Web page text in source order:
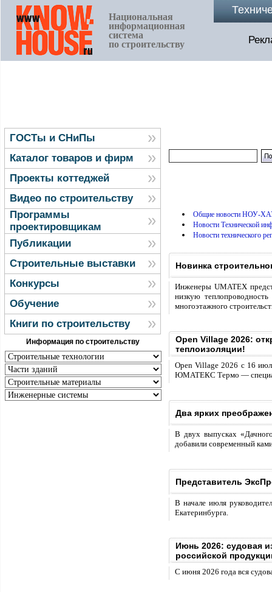
Национальная
информационная
система
по строительству
ГОСТы и СНиПы
Каталог товаров и фирм
Проекты коттеджей
Видео по строительству
Программы
проектировщикам
Публикации
Строительные выставки
Конкурсы
Обучение
Книги по строительству
Информация по строительству
Общие новости НОУ-
Новости Технической
Новости технического
Новинка
Инженеры UMATEX
низкую
многоэтажного
Open Village 2026:
теплоизоляции!
Open Village 2026 с 16
ЮМАТЕКС Термо —
Два ярких
В двух выпусках
добавили современный
Представитель
В начале июля
Екатеринбурга.
Июнь 2026: судовая
российской
С июня 2026 года вся